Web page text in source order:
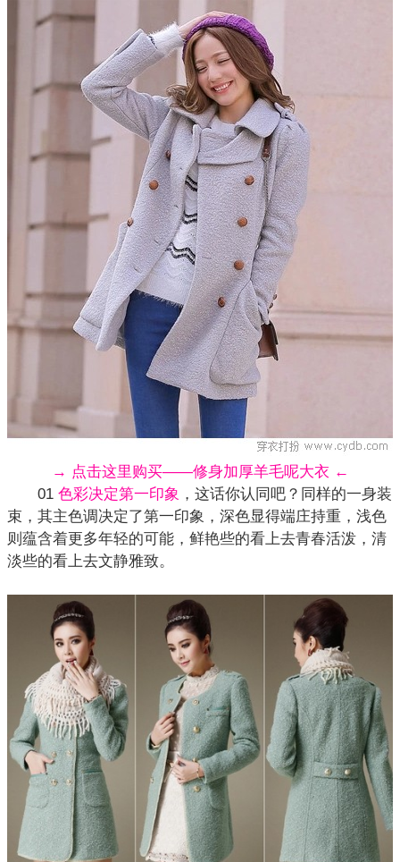
→ 点击这里购买——修身加厚羊毛呢大衣 ←
01 色彩决定第一印象 ，这话你认同吧？同样的一身装
束，其主色调决定了第一印象，深色显得端庄持重，浅色
则蕴含着更多年轻的可能，鲜艳些的看上去青春活泼，清
淡些的看上去文静雅致。